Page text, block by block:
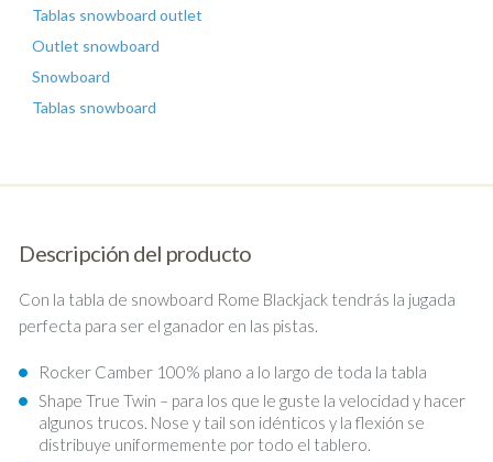
Tablas snowboard outlet
Outlet snowboard
Snowboard
Tablas snowboard
Descripción del producto
Con la tabla de snowboard Rome Blackjack tendrás la jugada
perfecta para ser el ganador en las pistas.
Rocker Camber 100% plano a lo largo de toda la tabla
Shape True Twin – para los que le guste la velocidad y hacer
algunos trucos. Nose y tail son idénticos y la flexión se
distribuye uniformemente por todo el tablero.